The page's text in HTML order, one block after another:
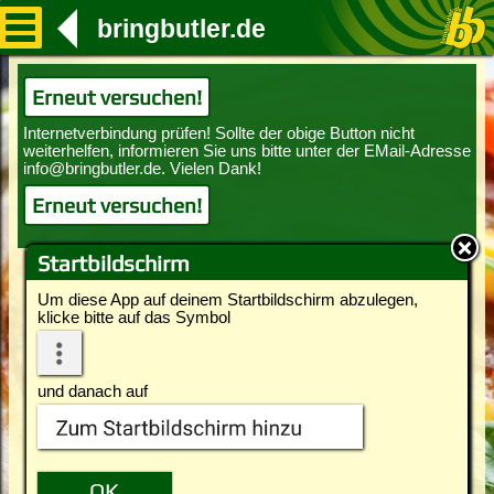
Startbildschirm
Um diese App auf deinem Startbildschirm abzulegen,
klicke bitte auf das Symbol
und danach auf
bringbutler.de
Erneut versuchen!
Erneut versuchen!